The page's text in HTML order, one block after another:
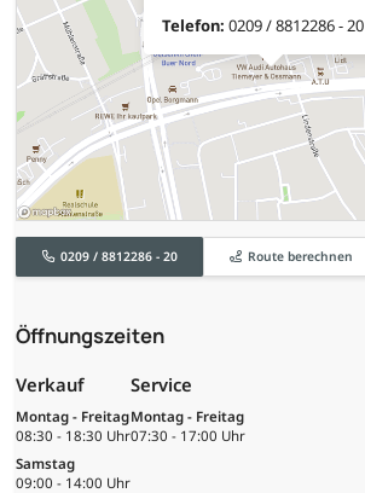
Telefon: 0209 / 8812286 - 20
0209 / 8812286 - 20 Route berechnen
Öffnungszeiten
Verkauf
Montag - Freitag
08:30 - 18:30 Uhr
Samstag
09:00 - 14:00 Uhr
Service
Montag - Freitag
07:30 - 17:00 Uhr